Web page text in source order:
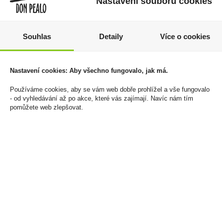
Velo Mini Mellow
4mg/sáček
139 Kč
Cena za:1 ks
100 - 500 ks
1 229 Kč
Cena za:1 ks
Skladem:50 - 100 ks
Souhlas Detaily Více o cookies
Nastavení cookies: Aby všechno fungovalo, jak má.
Používáme cookies, aby se vám web dobře prohlížel a vše fungovalo
- od vyhledávání až po akce, které vás zajímají. Navíc nám tím
pomůžete web zlepšovat.